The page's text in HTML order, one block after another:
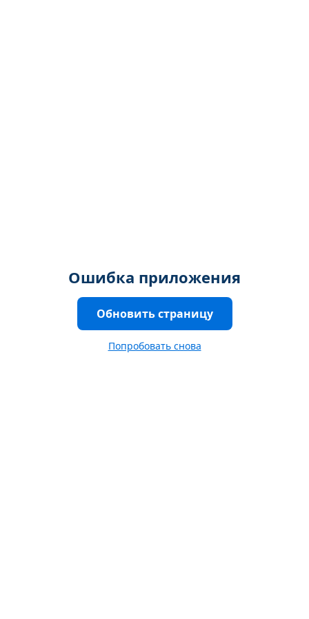
Ошибка приложения
Обновить страницу
Попробовать снова